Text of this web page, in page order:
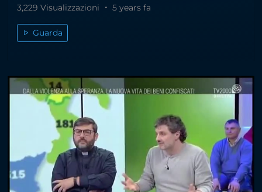
3,229 Visualizzazioni 5 years fa
Guarda